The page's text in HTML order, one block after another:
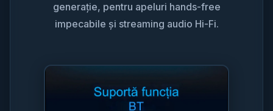
generație, pentru apeluri hands-free
impecabile și streaming audio Hi-Fi.